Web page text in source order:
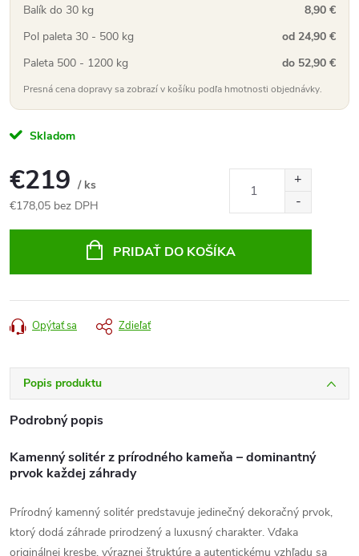
Balík do 30 kg
8,90 €
Pol paleta 30 - 500 kg
od 24,90 €
Paleta 500 - 1200 kg
do 52,90 €
Presná cena dopravy sa zobrazí v košíku podľa hmotnosti objednávky.
Skladom
€219 / ks
€178,05 bez DPH
PRIDAŤ DO KOŠÍKA
Opýtať sa Zdieľať
Popis produktu
Podrobný popis
Kamenný solitér z prírodného kameňa – dominantný
prvok každej záhrady
Prírodný kamenný solitér predstavuje jedinečný dekoračný prvok,
ktorý dodá záhrade prirodzený a luxusný charakter. Vďaka
originálnej kresbe, výraznej štruktúre a autentickému vzhľadu sa